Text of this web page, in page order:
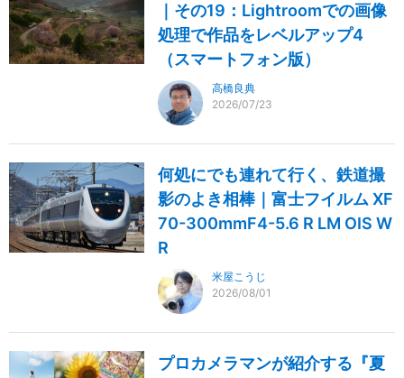
｜その19：Lightroomでの画像
処理で作品をレベルアップ4
（スマートフォン版）
高橋良典
2026/07/23
何処にでも連れて行く、鉄道撮
影のよき相棒｜富士フイルム XF
70-300mmF4-5.6 R LM OIS W
R
米屋こうじ
2026/08/01
プロカメラマンが紹介する『夏